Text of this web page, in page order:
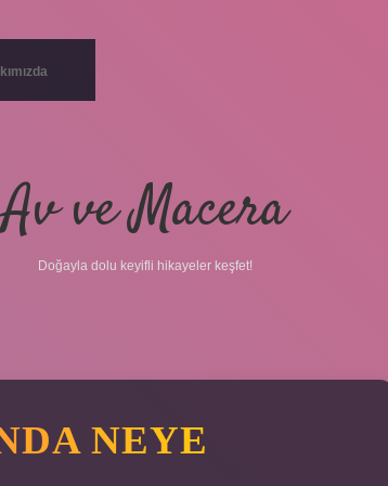
Av ve Macera
Doğayla dolu keyifli hikayeler keşfet!
NEYE